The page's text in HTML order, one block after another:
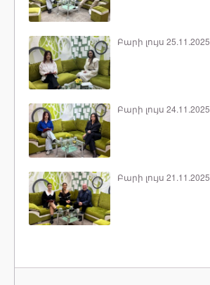
Բարի լույս 25.11.2025
Բարի լույս 24.11.2025
Բարի լույս 21.11.2025